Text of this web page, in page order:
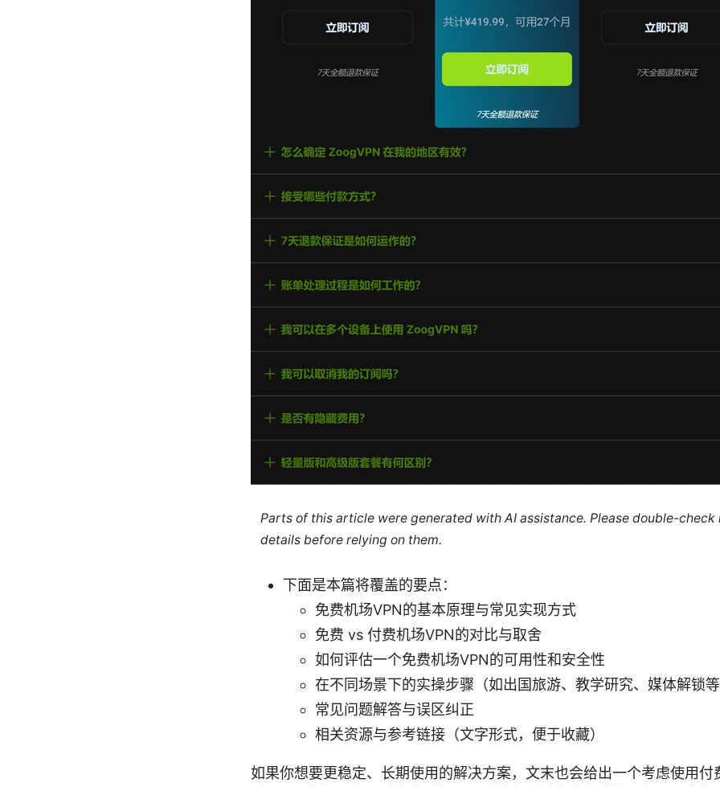
Parts of this article were generated with AI assistance. Please double-
details before relying on them.
下面是本篇将覆盖的要点：
免费机场VPN的基本原理与常见实现方式
免费 vs 付费机场VPN的对比与取舍
如何评估一个免费机场VPN的可用性和安全性
在不同场景下的实操步骤（如出国旅游、教学研究、媒体解锁等
常见问题解答与误区纠正
相关资源与参考链接（文字形式，便于收藏）
如果你想要更稳定、长期使用的解决方案，文末也会给出一个考虑使用付